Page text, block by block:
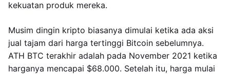
kekuatan produk mereka.
Musim dingin kripto biasanya dimulai ketika ada aksi
jual tajam dari harga tertinggi Bitcoin sebelumnya.
ATH BTC terakhir adalah pada November 2021 ketika
harganya mencapai $68.000. Setelah itu, harga mulai